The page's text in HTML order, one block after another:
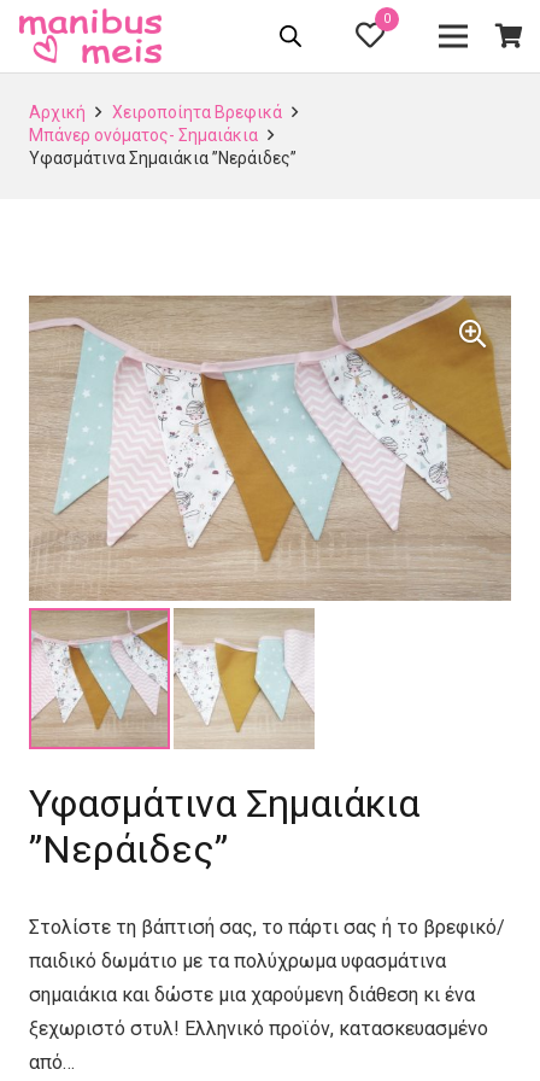
0
Αρχική
Χειροποίητα Βρεφικά
Μπάνερ ονόματος- Σημαιάκια
Υφασμάτινα Σημαιάκια ”Νεράιδες”
Υφασμάτινα Σημαιάκια
”Νεράιδες”
Στολίστε τη βάπτισή σας, το πάρτι σας ή το βρεφικό/
παιδικό δωμάτιο με τα πολύχρωμα υφασμάτινα
σημαιάκια και δώστε μια χαρούμενη διάθεση κι ένα
ξεχωριστό στυλ! Ελληνικό προϊόν, κατασκευασμένο
από…